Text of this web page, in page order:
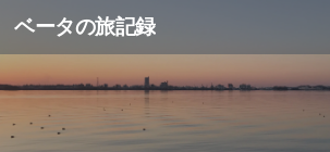
ベータの旅記録